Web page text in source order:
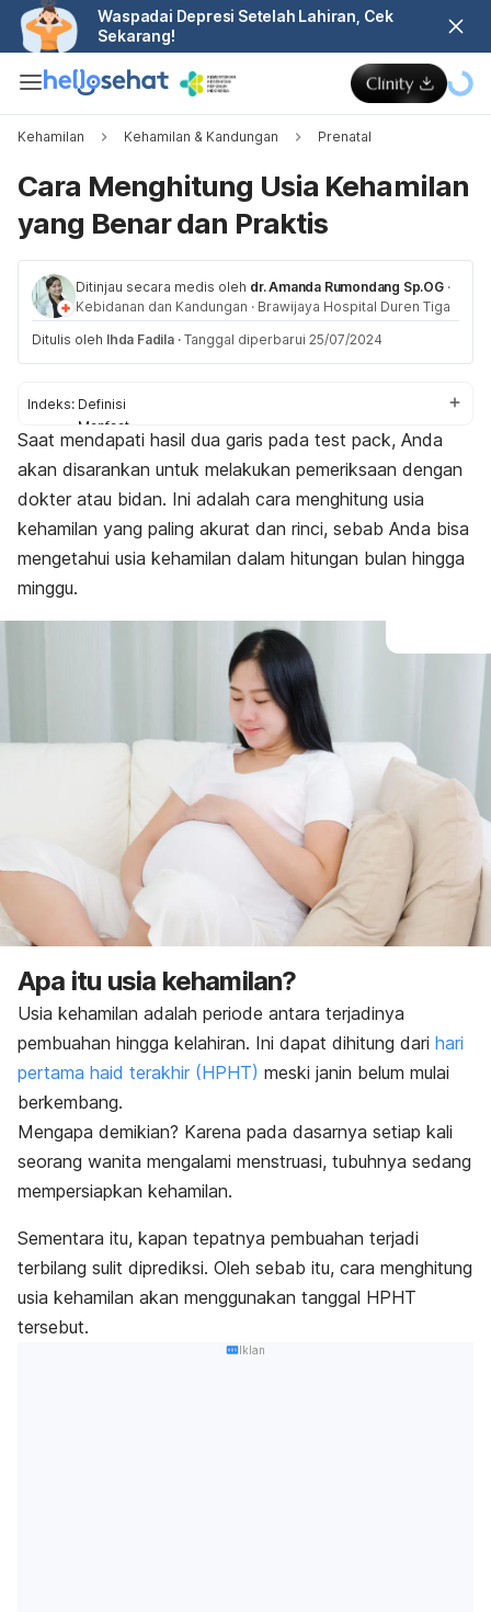
Waspadai Depresi Setelah Lahiran, Cek
Sekarang!
Kehamilan Kehamilan & Kandungan Prenatal
Cara Menghitung Usia Kehamilan
yang Benar dan Praktis
Ditinjau secara medis oleh dr. Amanda Rumondang Sp.OG ·
Kebidanan dan Kandungan · Brawijaya Hospital Duren Tiga
Ditulis oleh Ihda Fadila · Tanggal diperbarui 25/07/2024
Indeks: Definisi
Manfaat
Cara menghitung
Apakah akurat?
Saat mendapati hasil dua garis pada test pack, Anda
akan disarankan untuk melakukan pemeriksaan dengan
dokter atau bidan. Ini adalah cara menghitung usia
kehamilan yang paling akurat dan rinci, sebab Anda bisa
mengetahui usia kehamilan dalam hitungan bulan hingga
minggu.
Apa itu usia kehamilan?
Usia kehamilan adalah periode antara terjadinya
pembuahan hingga kelahiran. Ini dapat dihitung dari hari
pertama haid terakhir (HPHT) meski janin belum mulai
berkembang.
Mengapa demikian? Karena pada dasarnya setiap kali
seorang wanita mengalami menstruasi, tubuhnya sedang
mempersiapkan kehamilan.
Sementara itu, kapan tepatnya pembuahan terjadi
terbilang sulit diprediksi. Oleh sebab itu, cara menghitung
usia kehamilan akan menggunakan tanggal HPHT
tersebut.
Iklan